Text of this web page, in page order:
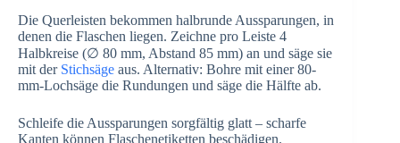
Die Querleisten bekommen halbrunde Aussparungen, in
denen die Flaschen liegen. Zeichne pro Leiste 4
Halbkreise (∅ 80 mm, Abstand 85 mm) an und säge sie
mit der Stichsäge aus. Alternativ: Bohre mit einer 80-
mm-Lochsäge die Rundungen und säge die Hälfte ab.
Schleife die Aussparungen sorgfältig glatt – scharfe
Kanten können Flaschenetiketten beschädigen.